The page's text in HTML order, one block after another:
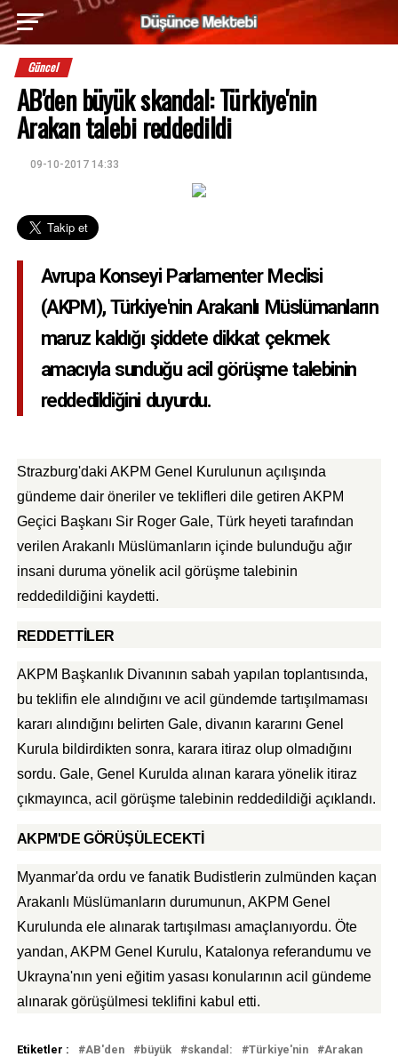
Güncel
AB'den büyük skandal: Türkiye'nin
Arakan talebi reddedildi
09-10-2017 14:33
Avrupa Konseyi Parlamenter Meclisi
(AKPM), Türkiye'nin Arakanlı Müslümanların
maruz kaldığı şiddete dikkat çekmek
amacıyla sunduğu acil görüşme talebinin
reddedildiğini duyurdu.
Strazburg'daki AKPM Genel Kurulunun açılışında
gündeme dair öneriler ve teklifleri dile getiren AKPM
Geçici Başkanı Sir Roger Gale, Türk heyeti tarafından
verilen Arakanlı Müslümanların içinde bulunduğu ağır
insani duruma yönelik acil görüşme talebinin
reddedildiğini kaydetti.
REDDETTİLER
AKPM Başkanlık Divanının sabah yapılan toplantısında,
bu teklifin ele alındığını ve acil gündemde tartışılmaması
kararı alındığını belirten Gale, divanın kararını Genel
Kurula bildirdikten sonra, karara itiraz olup olmadığını
sordu. Gale, Genel Kurulda alınan karara yönelik itiraz
çıkmayınca, acil görüşme talebinin reddedildiği açıklandı.
AKPM'DE GÖRÜŞÜLECEKTİ
Myanmar'da ordu ve fanatik Budistlerin zulmünden kaçan
Arakanlı Müslümanların durumunun, AKPM Genel
Kurulunda ele alınarak tartışılması amaçlanıyordu. Öte
yandan, AKPM Genel Kurulu, Katalonya referandumu ve
Ukrayna'nın yeni eğitim yasası konularının acil gündeme
alınarak görüşülmesi teklifini kabul etti.
Etiketler : AB'den büyük skandal: Türkiye'nin
Arakan